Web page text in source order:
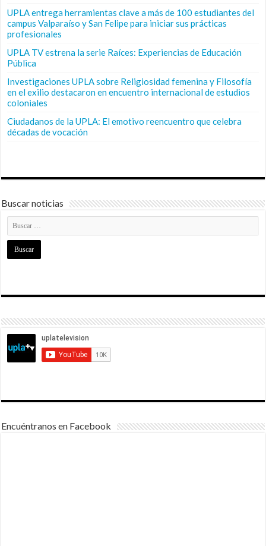
UPLA entrega herramientas clave a más de 100 estudiantes del
campus Valparaíso y San Felipe para iniciar sus prácticas
profesionales
UPLA TV estrena la serie Raíces: Experiencias de Educación
Pública
Investigaciones UPLA sobre Religiosidad femenina y Filosofía
en el exilio destacaron en encuentro internacional de estudios
coloniales
Ciudadanos de la UPLA: El emotivo reencuentro que celebra
décadas de vocación
Buscar noticias
Encuéntranos en Facebook